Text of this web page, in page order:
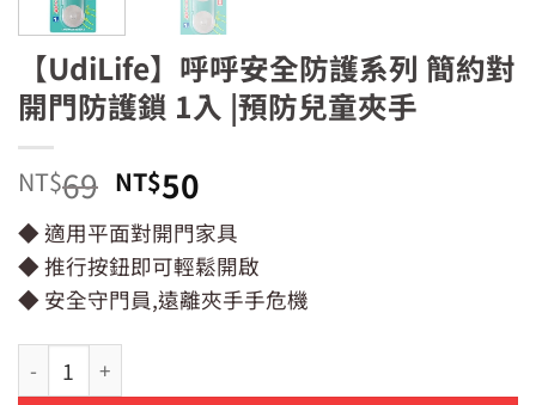
【UdiLife】呼呼安全防護系列 簡約對
開門防護鎖 1入 |預防兒童夾手
NT$69 原
始
價
格：
NT$69。
NT$50目
前
價
格：
NT$50。
◆ 適用平面對開門家具
◆ 推行按鈕即可輕鬆開啟
◆ 安全守門員,遠離夾手手危機
【UdiLife】呼呼安全防護系列 簡約對開門防護鎖 1入 |預防